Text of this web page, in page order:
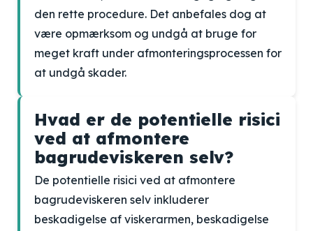
den rette procedure. Det anbefales dog at
være opmærksom og undgå at bruge for
meget kraft under afmonteringsprocessen for
at undgå skader.
Hvad er de potentielle risici
ved at afmontere
bagrudeviskeren selv?
De potentielle risici ved at afmontere
bagrudeviskeren selv inkluderer
beskadigelse af viskerarmen, beskadigelse